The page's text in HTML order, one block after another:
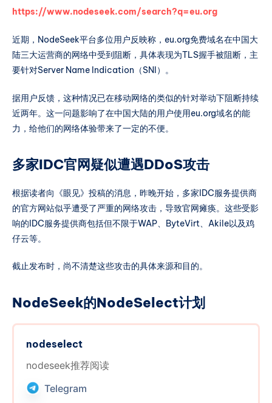
https://www.nodeseek.com/search?q=eu.org
近期，NodeSeek平台多位用户反映称，eu.org免费域名在中国大
陆三大运营商的网络中受到阻断，具体表现为TLS握手被阻断，主
要针对Server Name Indication（SNI）。
据用户反馈，这种情况已在移动网络的类似的针对举动下阻断持续
近两年。这一问题影响了在中国大陆的用户使用eu.org域名的能
力，给他们的网络体验带来了一定的不便。
多家IDC官网疑似遭遇DDoS攻击
根据读者向《眼见》投稿的消息，昨晚开始，多家IDC服务提供商
的官方网站似乎遭受了严重的网络攻击，导致官网瘫痪。这些受影
响的IDC服务提供商包括但不限于WAP、ByteVirt、Akile以及鸡
仔云等。
截止发布时，尚不清楚这些攻击的具体来源和目的。
NodeSeek的NodeSelect计划
nodeselect
nodeseek推荐阅读
Telegram